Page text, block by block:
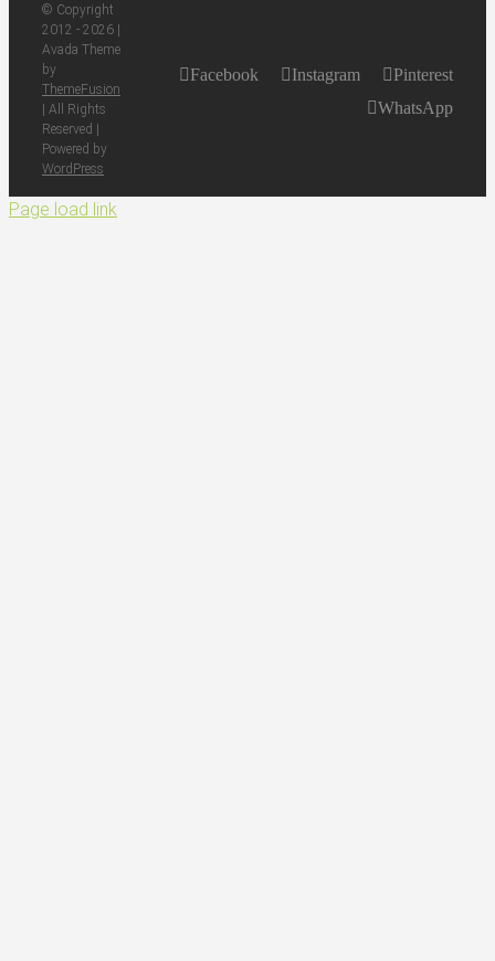
© Copyright
2012 - 2026 |
Avada Theme
by
ThemeFusion
| All Rights
Reserved |
Powered by
WordPress
Facebook Instagram
Pinterest
WhatsApp
Page load link